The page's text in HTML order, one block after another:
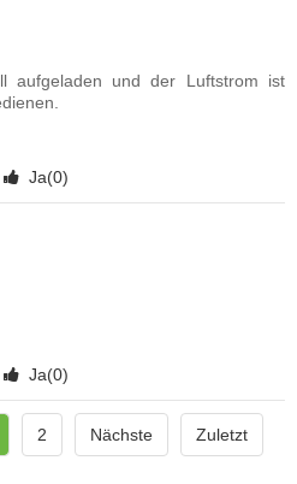
aufgeladen und der Luftstrom ist
Ja(0)
Ja(0)
2 Nächste Zuletzt